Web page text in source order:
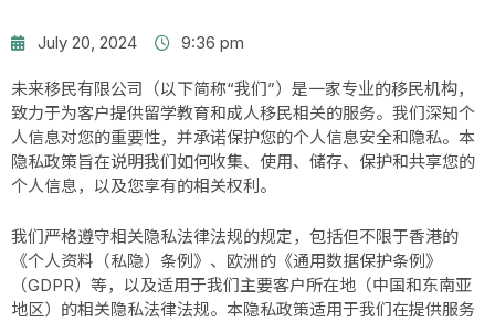
July 20, 2024 9:36 pm
未来移民有限公司（以下简称“我们”）是一家专业的移民机构，
致力于为客户提供留学教育和成人移民相关的服务。我们深知个
人信息对您的重要性，并承诺保护您的个人信息安全和隐私。本
隐私政策旨在说明我们如何收集、使用、储存、保护和共享您的
个人信息，以及您享有的相关权利。
我们严格遵守相关隐私法律法规的规定，包括但不限于香港的
《个人资料（私隐）条例》、欧洲的《通用数据保护条例》
（GDPR）等，以及适用于我们主要客户所在地（中国和东南亚
地区）的相关隐私法律法规。本隐私政策适用于我们在提供服务